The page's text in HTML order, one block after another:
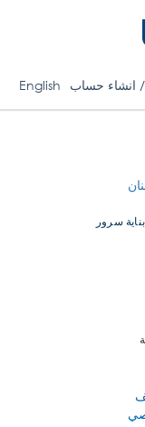
انشاء حساب English
سرور